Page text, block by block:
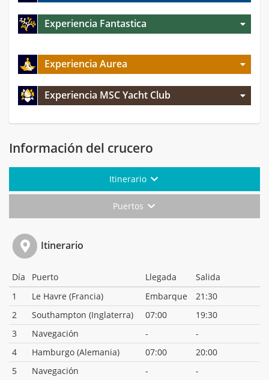
Experiencia Fantastica
Experiencia Aurea
Experiencia MSC Yacht Club
Información del crucero
Itinerario
Puertos
Itinerario
Día Puerto Llegada
Salida
1
Le Havre (Francia) Embarque
21:30
2
Southampton (Inglaterra) 07:00
19:30
3
Navegación -
-
4
Hamburgo (Alemania) 07:00
20:00
5
Navegación - -